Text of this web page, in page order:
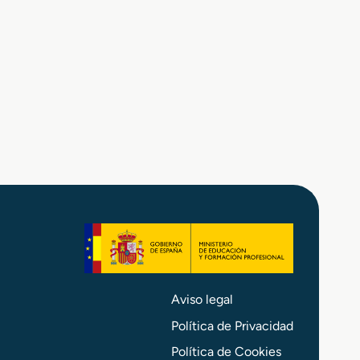
Aviso legal
Política de Privacidad
Política de Cookies